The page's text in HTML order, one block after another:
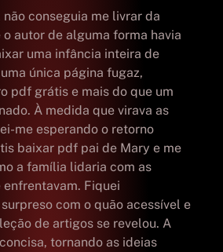
conseguia me livrar da
o autor de alguma forma havia
uma infância inteira de
única página fugaz,
pdf grátis e mais do que um
À medida que virava as
me esperando o retorno
baixar pdf pai de Mary e me
a família lidaria com as
Fiquei
com o quão acessível e
de artigos se revelou. A
tornando as ideias